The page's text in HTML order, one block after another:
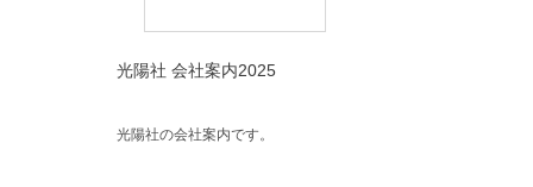
光陽社 会社案内2025
光陽社の会社案内です。